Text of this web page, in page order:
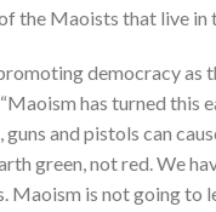
the Maoists that live in
democracy as
“Maoism has turned
and pistols can
green, not red. We
Maoism is not going to